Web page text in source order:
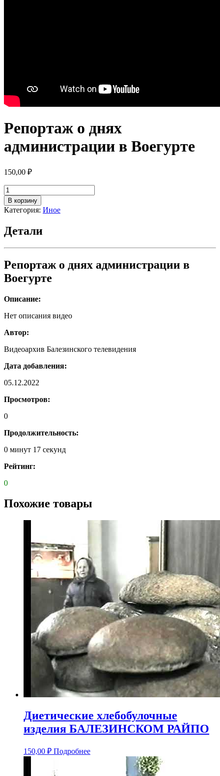
Репортаж о днях
администрации в Воегурте
150,00 ₽
Количество
товара
Репортаж
о
администрации
Воегурте
В корзину
Категория: Иное
Детали
Репортаж о днях администрации в
Воегурте
Описание:
Нет описания видео
Автор:
Видеоархив Балезинского телевидения
Дата добавления:
05.12.2022
Просмотров:
0
Продолжительность:
0 минут 17 секунд
Рейтинг:
0
Похожие товары
Диетические хлебобулочные
изделия БАЛЕЗИНСКОМ РАЙПО
150,00 ₽ Подробнее